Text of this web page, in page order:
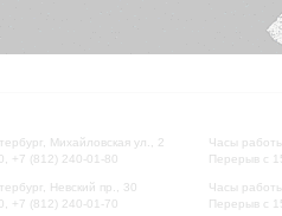
Михайловская ул., 2
+7 (812) 240-01-80
Невский пр., 30
+7 (812) 240-01-70
Часы
Перерыв с
Часы
Перерыв с